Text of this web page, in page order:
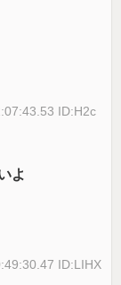
ID:H2c
よ
ID:LIHX